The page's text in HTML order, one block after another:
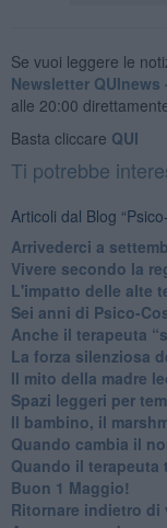
Se vuoi leggere le
Newsletter QUInews
alle 20:00
Basta cliccare QUI
Ti potrebbe
Articoli dal Blog
​Arrivederci a
​Vivere secondo la
​L'impatto delle alte
Sei anni di Psico-
​Anche il terapeuta
​La forza silenziosa
​Il mito della madre
Spazi leggeri per
Il bambino, il
​Quando cambia il
​Quando il terapeuta
​Buon 1 Maggio!
Ritornare indietro di